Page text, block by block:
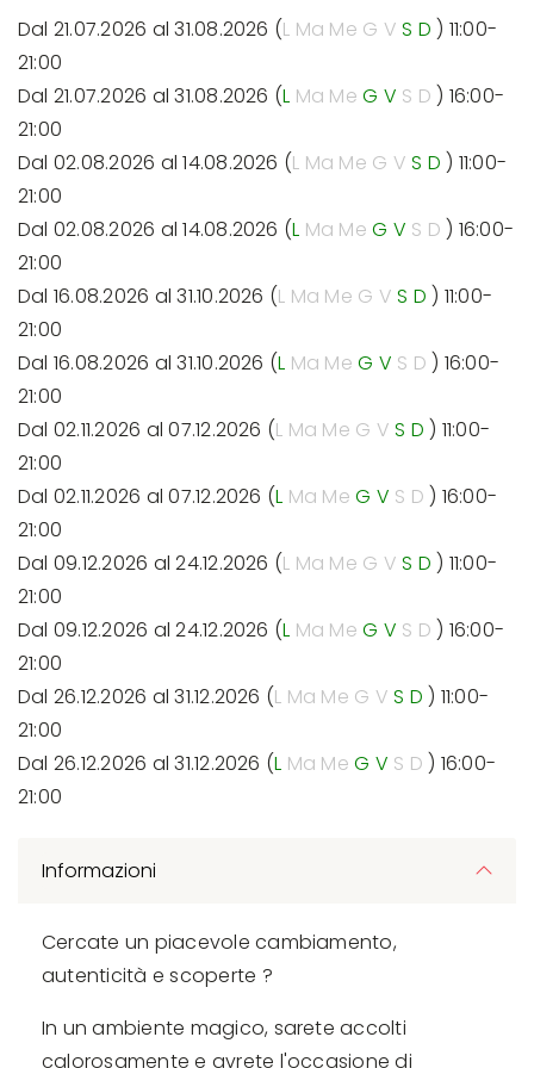
Dal 21.07.2026 al 31.08.2026 (L Ma Me G VS D ) 11:00-
21:00
Dal 21.07.2026 al 31.08.2026 (L Ma MeG V S D ) 16:00-
21:00
Dal 02.08.2026 al 14.08.2026 (L Ma Me G VS D ) 11:00-
21:00
Dal 02.08.2026 al 14.08.2026 (L Ma MeG V S D ) 16:00-
21:00
Dal 16.08.2026 al 31.10.2026 (L Ma Me G VS D ) 11:00-
21:00
Dal 16.08.2026 al 31.10.2026 (L Ma MeG V S D ) 16:00-
21:00
Dal 02.11.2026 al 07.12.2026 (L Ma Me G VS D ) 11:00-
21:00
Dal 02.11.2026 al 07.12.2026 (L Ma MeG V S D ) 16:00-
21:00
Dal 09.12.2026 al 24.12.2026 (L Ma Me G VS D ) 11:00-
21:00
Dal 09.12.2026 al 24.12.2026 (L Ma MeG V S D ) 16:00-
21:00
Dal 26.12.2026 al 31.12.2026 (L Ma Me G VS D ) 11:00-
21:00
Dal 26.12.2026 al 31.12.2026 (L Ma MeG V S D ) 16:00-
21:00
Informazioni
Cercate un piacevole cambiamento,
autenticità e scoperte ?
In un ambiente magico, sarete accolti
calorosamente e avrete l'occasione di